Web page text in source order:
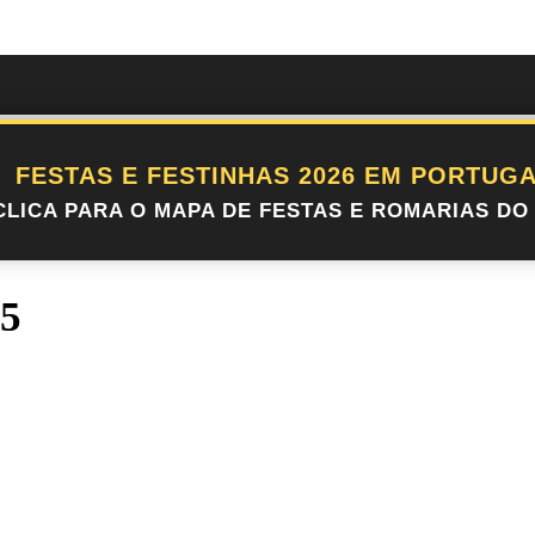
FESTAS E FESTINHAS 2026 EM
PARA O MAPA DE FESTAS E ROMARIAS DO